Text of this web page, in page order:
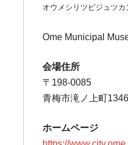
オウメシリツビジュツ
Ome Municipal
会場住所
〒198-0085
青梅市滝ノ上町1346
ホームページ